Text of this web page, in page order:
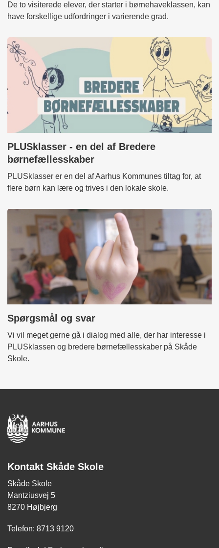
De to visiterede elever, der starter i børnehaveklassen, kan
have forskellige udfordringer i varierende grad.
PLUSklasser - en del af Bredere
børnefællesskaber
PLUSklasser er en del af Aarhus Kommunes tiltag for, at
flere børn kan lære og trives i den lokale skole.
Spørgsmål og svar
Vi vil meget gerne gå i dialog med alle, der har interesse i
PLUSklassen og bredere børnefællesskaber på Skåde
Skole.
Kontakt Skåde Skole
Skåde Skole
Mantziusvej 5
8270 Højbjerg
Telefon: 8713 9120